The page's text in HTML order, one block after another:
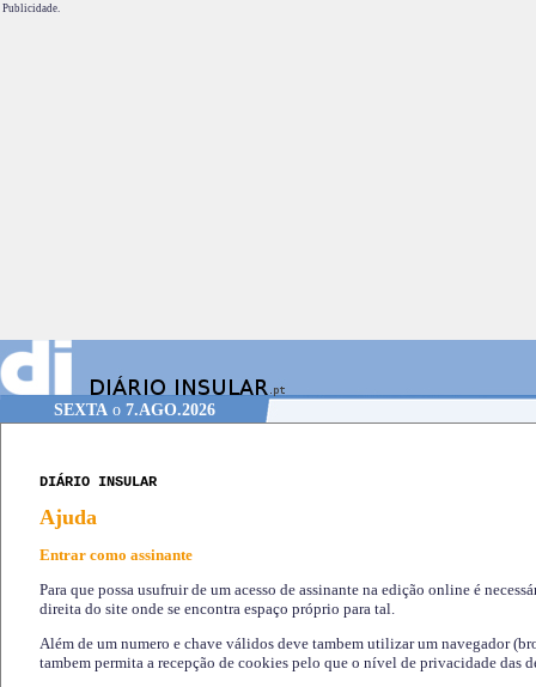
Publicidade.
SEXTA o 7.AGO.2026
DIÁRIO INSULAR
Ajuda
Entrar como assinante
Para que possa usufruir de um acesso de assinante na edição online é
direita do site onde se encontra espaço próprio para tal.
Além de um numero e chave válidos deve tambem utilizar um navegador
tambem permita a recepção de cookies pelo que o nível de privacidade das